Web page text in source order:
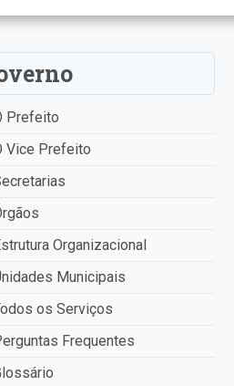
Prefeito
Vice Prefeito
Organizacional
Municipais
os Serviços
Frequentes